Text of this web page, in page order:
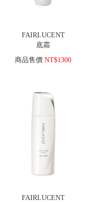
FAIRLUCENT
底霜
商品售價 NT$1300
FAIRLUCENT